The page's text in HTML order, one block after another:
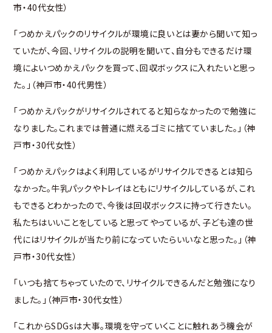
市・40代女性）
「つめかえパックのリサイクルが環境に良いとは妻から聞いて知っ
ていたが、今回、リサイクルの説明を聞いて、自分もできるだけ環
境によいつめかえパックを買って、回収ボックスに入れたいと思っ
た。」（神戸市・40代男性）
「つめかえパックがリサイクルされてると知らなかったので勉強に
なりました。これまでは普通に燃えるゴミに捨てていました。」（神
戸市・30代女性）
「つめかえパックはよく利用しているがリサイクルできるとは知ら
なかった。牛乳パックやトレイはともにリサイクルしているが、これ
もできるとわかったので、今後は回収ボックスに持って行きたい。
私たちはいいことをしていると思ってやっているが、子ども達の世
代にはリサイクルが当たり前になっていたらいいなと思った。」（神
戸市・30代女性）
「いつも捨てちゃっていたので、リサイクルできるんだと勉強になり
ました。」（神戸市・30代女性）
「これからSDGsは大事。環境を守っていくことに触れあう機会が